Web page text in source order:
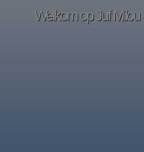
Welkom op Juf Milou